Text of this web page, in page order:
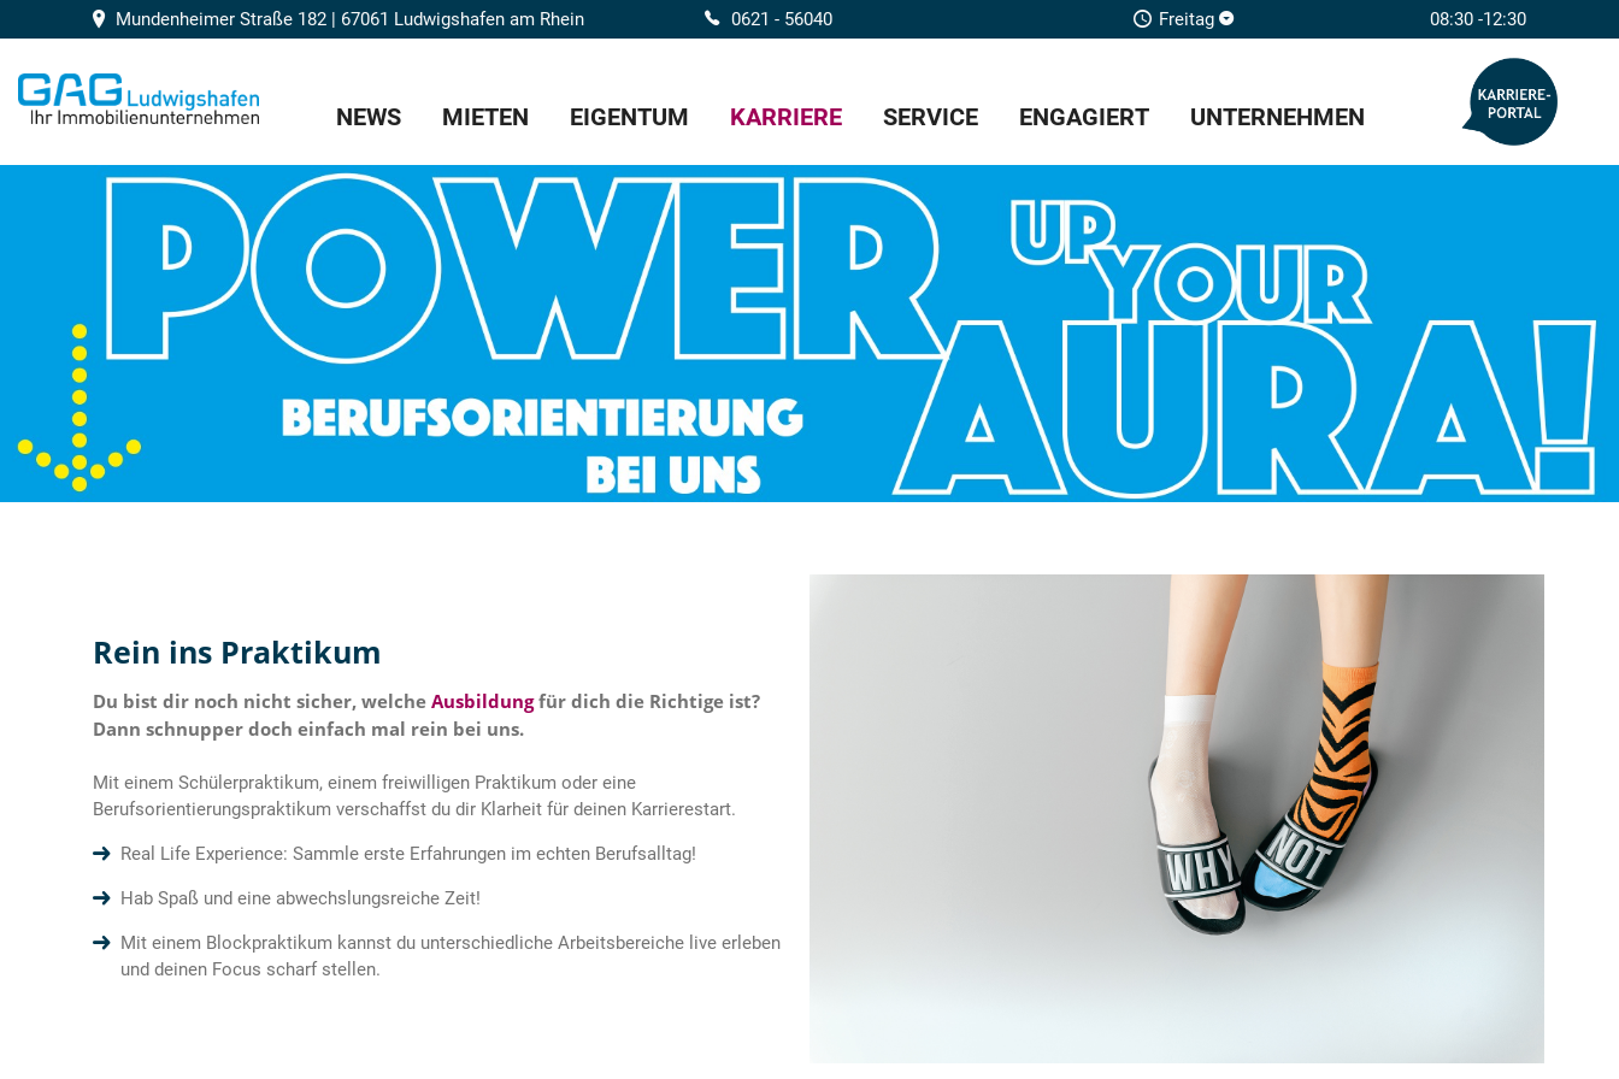
Mundenheimer Straße 182 | 67061 Ludwigshafen am Rhein 0621 - 56040 Freitag 08:30 -12:30
NEWS MIETEN EIGENTUM KARRIERE SERVICE ENGAGIERT UNTERNEHMEN
Rein ins Praktikum
Du bist dir noch nicht sicher, welche Ausbildungfür dich die Richtige ist?
Dann schnupper doch einfach mal rein bei uns.
Mit einem Schülerpraktikum, einem freiwilligen Praktikum oder eine
Berufsorientierungspraktikum verschaffst du dir Klarheit für deinen Karrierestart.
Real Life Experience: Sammle erste Erfahrungen im echten Berufsalltag!
Hab Spaß und eine abwechslungsreiche Zeit!
Mit einem Blockpraktikum kannst du unterschiedliche Arbeitsbereiche live erleben
und deinen Focus scharf stellen.